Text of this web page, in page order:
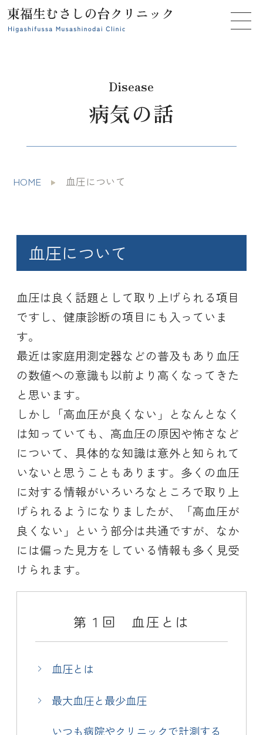
Disease
病気の話
HOME 血圧について
血圧について
血圧は良く話題として取り上げられる項目
ですし、健康診断の項目にも入っていま
す。
最近は家庭用測定器などの普及もあり血圧
の数値への意識も以前より高くなってきた
と思います。
しかし「高血圧が良くない」となんとなく
は知っていても、高血圧の原因や怖さなど
について、具体的な知識は意外と知られて
いないと思うこともあります。多くの血圧
に対する情報がいろいろなところで取り上
げられるようになりましたが、「高血圧が
良くない」という部分は共通ですが、なか
には偏った見方をしている情報も多く見受
けられます。
第１回 血圧とは
血圧とは
最大血圧と最少血圧
いつも病院やクリニックで計測する